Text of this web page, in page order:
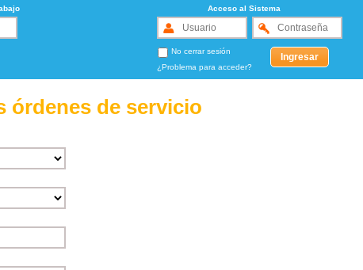
Acceso al Sistema
No cerrar sesión
¿Problema para acceder?
órdenes de servicio